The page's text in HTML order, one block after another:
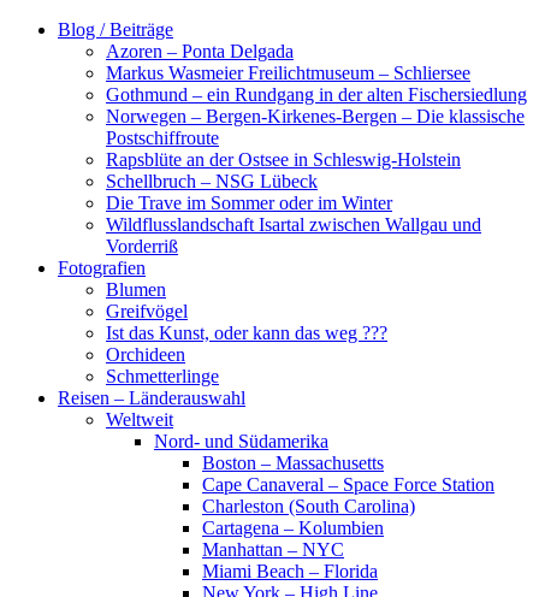
Zum
Blog / Beiträge
Azoren – Ponta Delgada
Markus Wasmeier Freilichtmuseum – Schliersee
Gothmund – ein Rundgang in der alten Fischersiedlung
Norwegen – Bergen-Kirkenes-Bergen – Die klassische
Postschiffroute
Rapsblüte an der Ostsee in Schleswig-Holstein
Schellbruch – NSG Lübeck
Die Trave im Sommer oder im Winter
Wildflusslandschaft Isartal zwischen Wallgau und
Vorderriß
Fotografien
Blumen
Greifvögel
Ist das Kunst, oder kann das weg ???
Orchideen
Schmetterlinge
Reisen – Länderauswahl
Weltweit
Nord- und Südamerika
Boston – Massachusetts
Cape Canaveral – Space Force Station
Charleston (South Carolina)
Cartagena – Kolumbien
Manhattan – NYC
Miami Beach – Florida
New York – High Line